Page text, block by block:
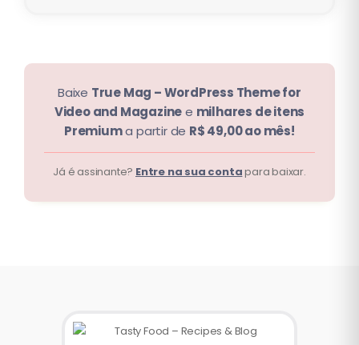
Baixe True Mag – WordPress Theme for
Video and Magazinee milhares de itens
Premiuma partir de R$ 49,00 ao mês!
Já é assinante? Entre na sua contapara baixar.